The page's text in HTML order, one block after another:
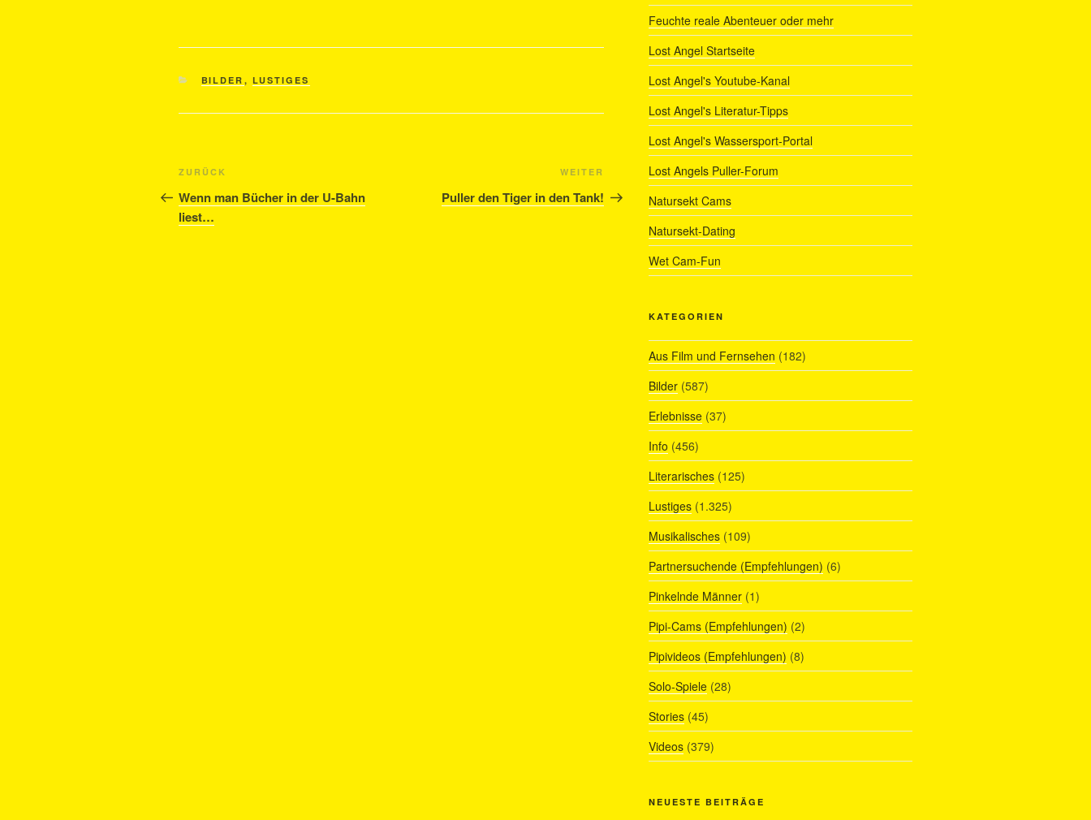
KATEGORIEN
BILDER , LUSTIGES
Beitragsnavigation
Vorheriger
Beitrag
ZURÜCK
Wenn man Bücher in der U-Bahn
liest…
Nächster
Beitrag
WEITER
Puller den Tiger in den Tank!
Feuchte reale Abenteuer oder mehr
Lost Angel Startseite
Lost Angel's Youtube-Kanal
Lost Angel's Literatur-Tipps
Lost Angel's Wassersport-Portal
Lost Angels Puller-Forum
Natursekt Cams
Natursekt-Dating
Wet Cam-Fun
KATEGORIEN
Aus Film und Fernsehen (182)
Bilder(587)
Erlebnisse(37)
Info (456)
Literarisches(125)
Lustiges(1.325)
Musikalisches(109)
Partnersuchende (Empfehlungen) (6)
Pinkelnde Männer(1)
Pipi-Cams (Empfehlungen) (2)
Pipivideos (Empfehlungen) (8)
Solo-Spiele(28)
Stories(45)
Videos(379)
NEUESTE BEITRÄGE